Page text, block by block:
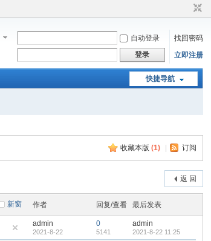
自动登录
找回密码
登录 立即注册
快捷导航
收藏本版 (1) 订阅
返 回
新窗 作者 回复/查看 最后发表
admin
2021-8-22
0
5141
admin
2021-8-22 11:25